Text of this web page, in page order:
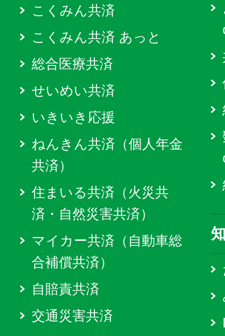
こくみん共済
こくみん共済 あっと
総合医療共済
せいめい共済
いきいき応援
ねんきん共済（個人年金
共済）
住まいる共済（火災共
済・自然災害共済）
マイカー共済（自動車総
合補償共済）
自賠責共済
交通災害共済